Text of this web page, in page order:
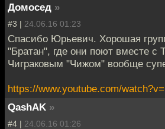
Домосед »
#3 | 24.06.16 01:23
Спасибо Юрьевич. Хорошая
"Братан", где они поют вместе с
Чиграковым "Чижом" вообще
https://www.youtube.com/
QashAK »
#4 | 24.06.16 01:26